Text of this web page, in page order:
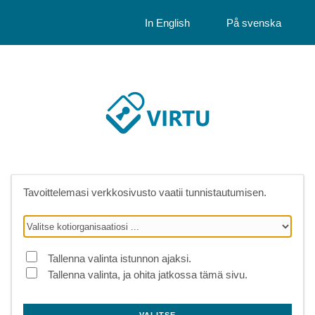
In English På svenska
Tavoittelemasi verkkosivusto vaatii tunnistautumisen.
Tallenna valinta istunnon ajaksi.
Tallenna valinta, ja ohita jatkossa tämä sivu.